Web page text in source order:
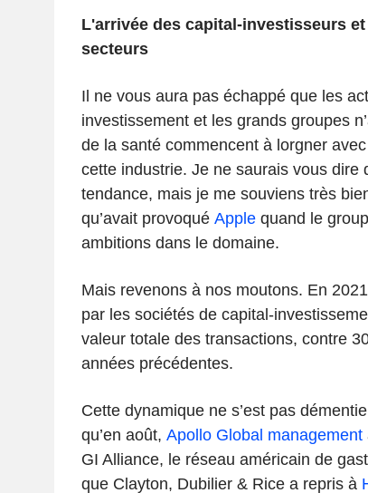
L'arrivée des capital-investisseurs
secteurs
Il ne vous aura pas échappé que les
investissement et les grands groupes
de la santé commencent à lorgner
cette industrie. Je ne saurais vous dire
tendance, mais je me souviens très
qu’avait provoqué Applequand le
ambitions dans le domaine.
Mais revenons à nos moutons. En
par les sociétés de capital-
valeur totale des transactions, contre
années précédentes.
Cette dynamique ne s’est pas
qu’en août, Apollo Global management
GI Alliance, le réseau américain de
que Clayton, Dubilier & Rice a repris à